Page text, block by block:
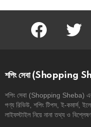
facebook twitter
শপিং সেবা (Shopping
শপিং সেবা (Shopping Sheba) একটি
পণ্য রিভিউ, শপিং টিপস, ই-কমার্স,
লাইফস্টাইল নিয়ে নানা তথ্য ও